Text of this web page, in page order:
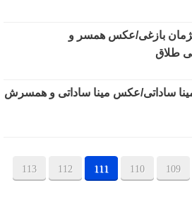
بازغی/عکس همسر و
طلاق
ساداتی/عکس مینا ساداتی و همسرش
109
110
111
112
113